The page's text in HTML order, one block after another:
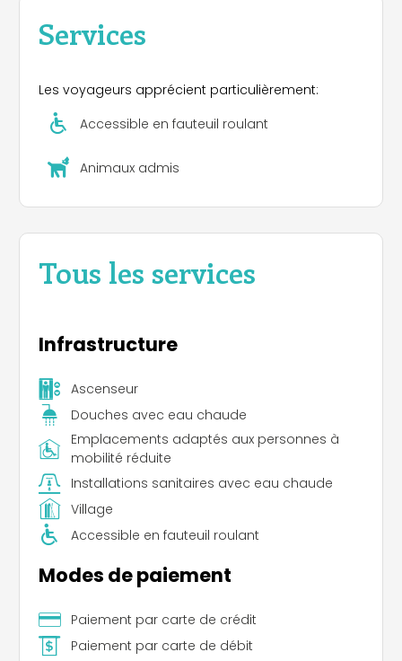
Services
Les voyageurs apprécient particulièrement:
Accessible en fauteuil roulant
Animaux admis
Tous les services
Infrastructure
Ascenseur
Douches avec eau chaude
Emplacements adaptés aux personnes à
mobilité réduite
Installations sanitaires avec eau chaude
Village
Accessible en fauteuil roulant
Modes de paiement
Paiement par carte de crédit
Paiement par carte de débit